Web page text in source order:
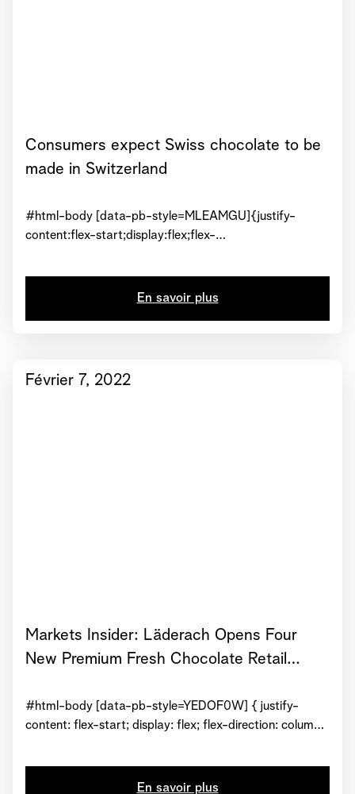
Consumers expect Swiss chocolate to be
made in Switzerland
#html-body [data-pb-style=MLEAMGU]{justify-
content:flex-start;display:flex;flex-
repeat;background-attachment:scroll}#html-body
En savoir plus
Février 7, 2022
Markets Insider: Läderach Opens Four
New Premium Fresh Chocolate Retail
Time For Valentine's Day
#html-body [data-pb-style=YEDOF0W] { justify-
content: flex-start; display: flex; flex-direction: column;
attachment: scroll } #html-body [data-pb-
En savoir plus